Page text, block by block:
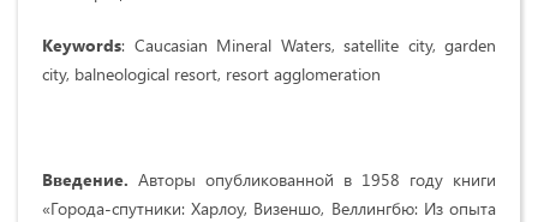
Keywords: Caucasian Mineral Waters, satellite city, garden
city, balneological resort, resort agglomeration
Введение. Авторы опубликованной в 1958 году книги
«Города-спутники: Харлоу, Визеншо, Веллингбю: Из опыта